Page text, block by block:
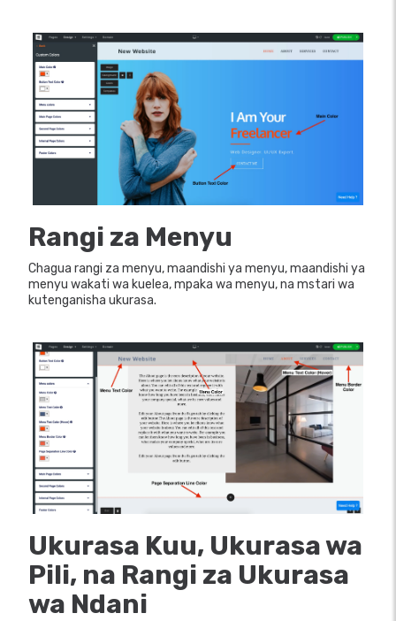
Rangi za Menyu
Chagua rangi za menyu, maandishi ya menyu, maandishi ya
menyu wakati wa kuelea, mpaka wa menyu, na mstari wa
kutenganisha ukurasa.
Ukurasa Kuu, Ukurasa wa
Pili, na Rangi za Ukurasa
wa Ndani